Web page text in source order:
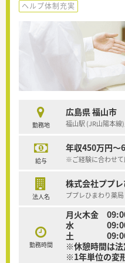
ヘルプ体制充実
勤務地
広島県 福山市
福山駅 (JR山陽本線
給与
年収450万円～
※ご経験に合わせ
法人名
株式会社ププ
ププレひまわり薬
勤務時間
月火木金
水 09:00～
土 09:00
※休憩時間は法
※1年単位の変